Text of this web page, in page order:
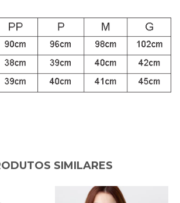
SIMILARES